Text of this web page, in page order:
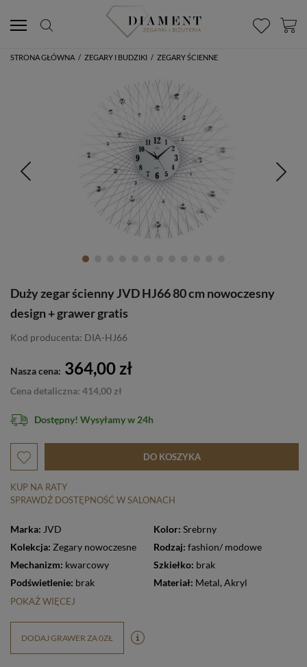
STRONA GŁÓWNA / ZEGARY I BUDZIKI / ZEGARY ŚCIENNE
Duży zegar ścienny JVD HJ66 80 cm nowoczesny
design + grawer gratis
Kod producenta: DIA-HJ66
Nasza cena: 364,00 zł
Cena detaliczna: 414,00 zł
Dostępny! Wysyłamy w 24h
DO KOSZYKA
KUP NA RATY
SPRAWDŹ DOSTĘPNOŚĆ W SALONACH
Marka: JVD Kolor: Srebrny
Kolekcja: Zegary nowoczesne Rodzaj: fashion/ modowe
Mechanizm: kwarcowy Szkiełko: brak
Podświetlenie: brak Materiał: Metal, Akryl
POKAŻ WIĘCEJ
DODAJ GRAWER ZA 0ZŁ